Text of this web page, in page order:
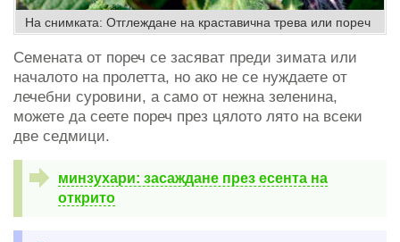
На снимката: Отглеждане на краставична трева или пореч
Семената от пореч се засяват преди зимата или
началото на пролетта, но ако не се нуждаете от
лечебни суровини, а само от нежна зеленина,
можете да сеете пореч през цялото лято на всеки
две седмици.
минзухари: засаждане през есента на
открито